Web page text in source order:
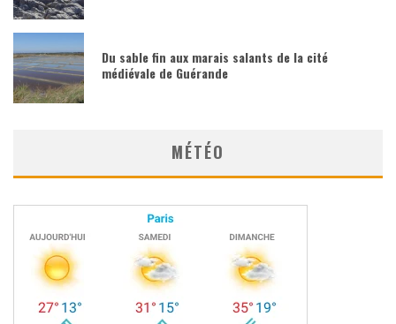
Du sable fin aux marais salants de la cité
médiévale de Guérande
MÉTÉO